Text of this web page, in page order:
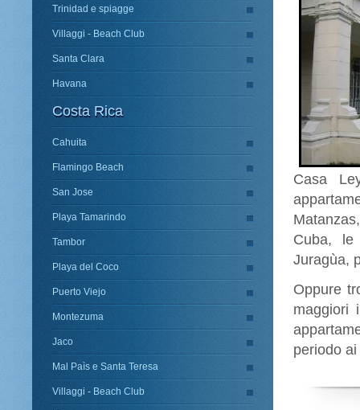
Trinidad e spiagge
Villaggi - Beach Club
Santa Clara
Havana
Costa Rica
Cahuita
Flamingo Beach
San Jose
Playa Tamarindo
Tambor
Playa del Coco
Puerto Viejo
Montezuma
Jaco
Mal Paìs e Santa Teresa
Villaggi - Beach Club
Casa
Cuba, le
Juragùa,
Oppure
maggiori
periodo